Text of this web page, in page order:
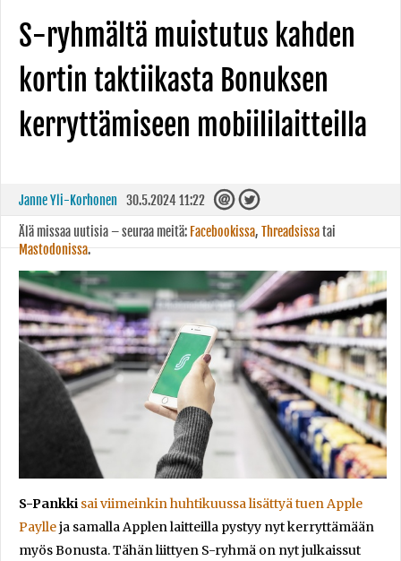
S-ryhmältä muistutus kahden
kortin taktiikasta Bonuksen
kerryttämiseen mobiililaitteilla
Janne Yli-Korhonen 30.5.2024 11:22
Älä missaa uutisia – seuraa meitä: Facebookissa, Threadsissatai
Mastodonissa.
S-Pankki sai viimeinkin huhtikuussa lisättyä tuen Apple
Paylleja samalla Applen laitteilla pystyy nyt kerryttämään
myös Bonusta. Tähän liittyen S-ryhmä on nyt julkaissut